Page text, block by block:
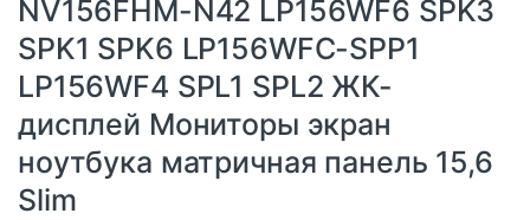
NV156FHM-N42 LP156WF6 SPK3
SPK1 SPK6 LP156WFC-SPP1
LP156WF4 SPL1 SPL2 ЖК-
дисплей Мониторы экран
ноутбука матричная панель 15,6
Slim